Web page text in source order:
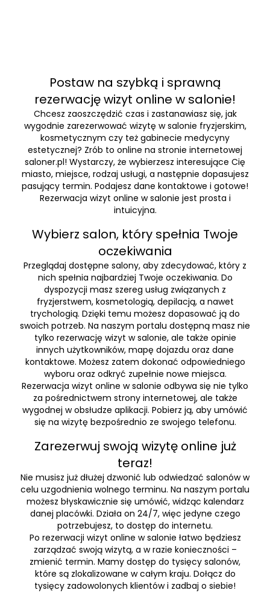
Postaw na szybką i sprawną
rezerwację wizyt online w salonie!
Chcesz zaoszczędzić czas i zastanawiasz się, jak
wygodnie zarezerwować wizytę w salonie fryzjerskim,
kosmetycznym czy też gabinecie medycyny
estetycznej? Zrób to online na stronie internetowej
saloner.pl! Wystarczy, że wybierzesz interesujące Cię
miasto, miejsce, rodzaj usługi, a następnie dopasujesz
pasujący termin. Podajesz dane kontaktowe i gotowe!
Rezerwacja wizyt online w salonie jest prosta i
intuicyjna.
Wybierz salon, który spełnia Twoje
oczekiwania
Przeglądaj dostępne salony, aby zdecydować, który z
nich spełnia najbardziej Twoje oczekiwania. Do
dyspozycji masz szereg usług związanych z
fryzjerstwem, kosmetologią, depilacją, a nawet
trychologią. Dzięki temu możesz dopasować ją do
swoich potrzeb. Na naszym portalu dostępną masz nie
tylko rezerwację wizyt w salonie, ale także opinie
innych użytkowników, mapę dojazdu oraz dane
kontaktowe. Możesz zatem dokonać odpowiedniego
wyboru oraz odkryć zupełnie nowe miejsca.
Rezerwacja wizyt online w salonie odbywa się nie tylko
za pośrednictwem strony internetowej, ale także
wygodnej w obsłudze aplikacji. Pobierz ją, aby umówić
się na wizytę bezpośrednio ze swojego telefonu.
Zarezerwuj swoją wizytę online już
teraz!
Nie musisz już dłużej dzwonić lub odwiedzać salonów w
celu uzgodnienia wolnego terminu. Na naszym portalu
możesz błyskawicznie się umówić, widząc kalendarz
danej placówki. Działa on 24/7, więc jedyne czego
potrzebujesz, to dostęp do internetu.
Po rezerwacji wizyt online w salonie łatwo będziesz
zarządzać swoją wizytą, a w razie konieczności –
zmienić termin. Mamy dostęp do tysięcy salonów,
które są zlokalizowane w całym kraju. Dołącz do
tysięcy zadowolonych klientów i zadbaj o siebie!